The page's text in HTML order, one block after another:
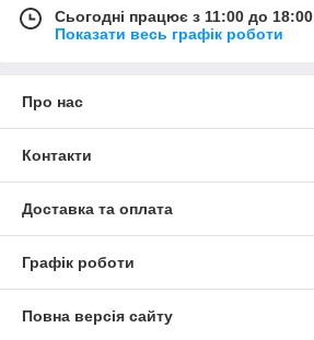
Сьогодні працює з 11:00 до 18:00
Показати весь графік роботи
Про нас
Контакти
Доставка та оплата
Графік роботи
Повна версія сайту